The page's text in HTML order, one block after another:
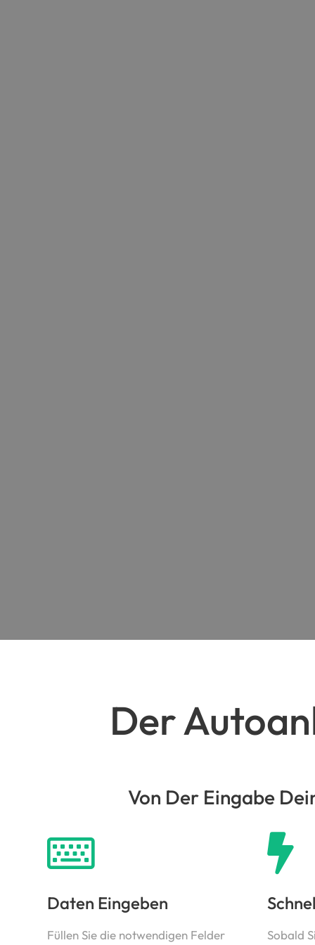
Der
Von Der Eingabe
Daten Eingeben
Füllen Sie die notwendigen Felder Sobald